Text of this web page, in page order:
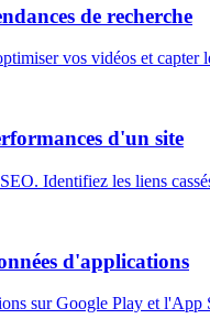
de recherche
vos vidéos et
d'un site
Identifiez les liens
d'applications
sur Google Play et